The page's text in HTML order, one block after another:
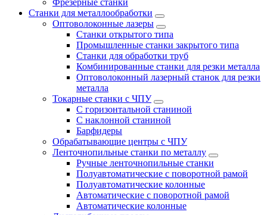
Станки для металлообработки
Оптоволоконные лазеры
Станки открытого типа
Промышленные станки закрытого типа
Станки для обработки труб
Комбинированные станки для резки металла
Оптоволоконный лазерный станок для резки
металла
Токарные станки с ЧПУ
С горизонтальной станиной
С наклонной станиной
Барфидеры
Обрабатывающие центры с ЧПУ
Ленточнопильные станки по металлу
Ручные ленточнопильные станки
Полуавтоматические с поворотной рамой
Полуавтоматические колонные
Автоматические с поворотной рамой
Автоматические колонные